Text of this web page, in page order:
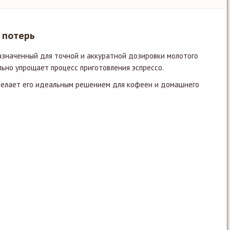
для точной и аккуратной дозировки молотого
упрощает процесс приготовления эспрессо.
его идеальным решением для кофеен и домашнего